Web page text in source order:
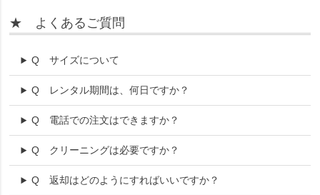
★ よくあるご質問
Q サイズについて
Q レンタル期間は、何日ですか？
Q 電話での注文はできますか？
Q クリーニングは必要ですか？
Q 返却はどのようにすればいいですか？